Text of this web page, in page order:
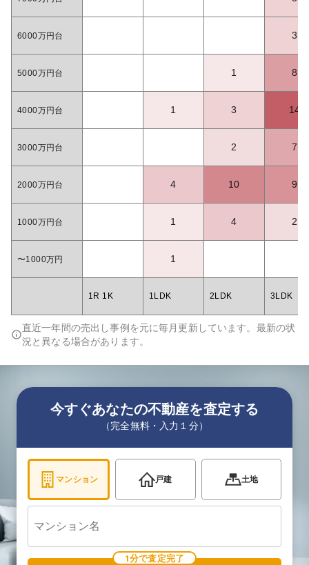
6000万円台 3
5000万円台 1 8
4000万円台 1 3 14
3000万円台 2 7
2000万円台 4 10 9
1000万円台 1 4 2
〜1000万円 1
1R 1K 1LDK 2LDK 3LDK
直近一年間の売出し事例を元に毎月更新しています。最新の状
況と異なる場合があります。
今すぐあなたの不動産を査定する
（完全無料・入力１分）
マンション 戸建 土地
1分で査定完了